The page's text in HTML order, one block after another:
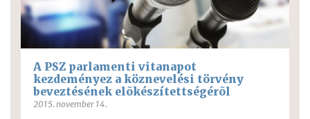
A PSZ parlamenti vitanapot
kezdeményez a köznevelési törvény
beveztésének elõkészítettségérõl
2015. november 14.